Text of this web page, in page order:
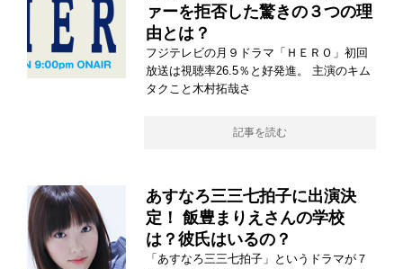
ァーを拒否した驚きの３つの理
由とは？
フジテレビの月９ドラマ「ＨＥＲＯ」初回
放送は視聴率26.5％と好発進。 主演のキム
タクこと木村拓哉さ
記事を読む
あすなろ三三七拍子に出演決
定！ 飯豊まりえさんの学校
は？彼氏はいるの？
「あすなろ三三七拍子」というドラマが７